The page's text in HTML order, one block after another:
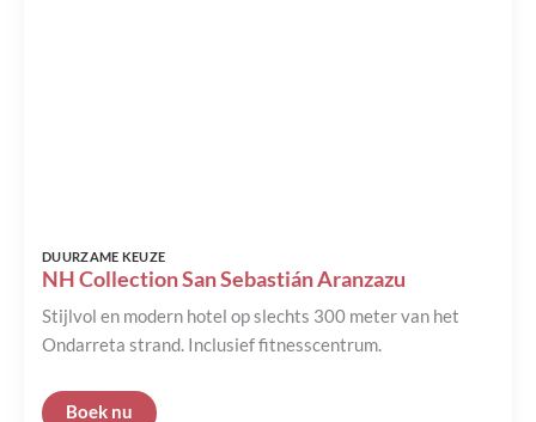
DUURZAME KEUZE
NH Collection San Sebastián Aranzazu
Stijlvol en modern hotel op slechts 300 meter van het
Ondarreta strand. Inclusief fitnesscentrum.